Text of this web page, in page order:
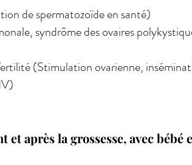
de spermatozoïde en santé)
syndrôme des ovaires
(Stimulation ovarienne,
après la grossesse, avec bébé